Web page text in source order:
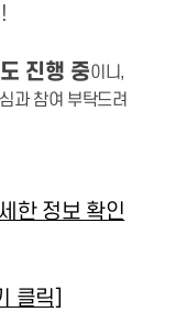
진행 중이니,
과 참여 부탁드려
한 정보 확인
클릭]